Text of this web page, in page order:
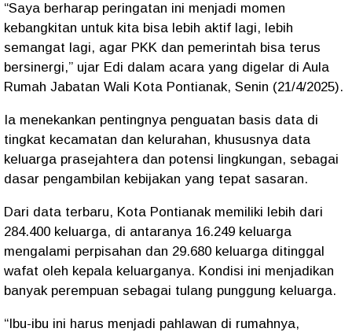
“Saya berharap peringatan ini menjadi momen
kebangkitan untuk kita bisa lebih aktif lagi, lebih
semangat lagi, agar PKK dan pemerintah bisa terus
bersinergi,” ujar Edi dalam acara yang digelar di Aula
Rumah Jabatan Wali Kota Pontianak, Senin (21/4/2025).
Ia menekankan pentingnya penguatan basis data di
tingkat kecamatan dan kelurahan, khususnya data
keluarga prasejahtera dan potensi lingkungan, sebagai
dasar pengambilan kebijakan yang tepat sasaran.
Dari data terbaru, Kota Pontianak memiliki lebih dari
284.400 keluarga, di antaranya 16.249 keluarga
mengalami perpisahan dan 29.680 keluarga ditinggal
wafat oleh kepala keluarganya. Kondisi ini menjadikan
banyak perempuan sebagai tulang punggung keluarga.
“Ibu-ibu ini harus menjadi pahlawan di rumahnya,